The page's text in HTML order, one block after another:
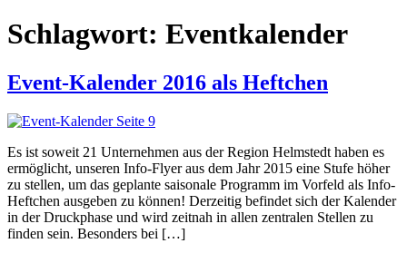
Schlagwort: Eventkalender
Event-Kalender 2016 als Heftchen
Es ist soweit 21 Unternehmen aus der Region Helmstedt haben es
ermöglicht, unseren Info-Flyer aus dem Jahr 2015 eine Stufe höher
zu stellen, um das geplante saisonale Programm im Vorfeld als Info-
Heftchen ausgeben zu können! Derzeitig befindet sich der Kalender
in der Druckphase und wird zeitnah in allen zentralen Stellen zu
finden sein. Besonders bei […]